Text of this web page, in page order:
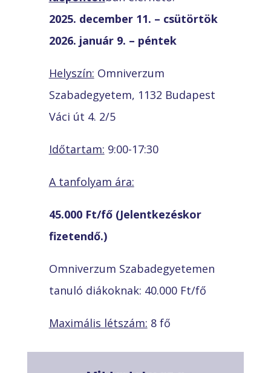
2025. december 11. – csütörtök
2026. január 9. – péntek
Helyszín: Omniverzum
Szabadegyetem, 1132 Budapest
Váci út 4. 2/5
Időtartam: 9:00-17:30
A tanfolyam ára:
45.000 Ft/fő (Jelentkezéskor
fizetendő.)
Omniverzum Szabadegyetemen
tanuló diákoknak: 40.000 Ft/fő
Maximális létszám: 8 fő